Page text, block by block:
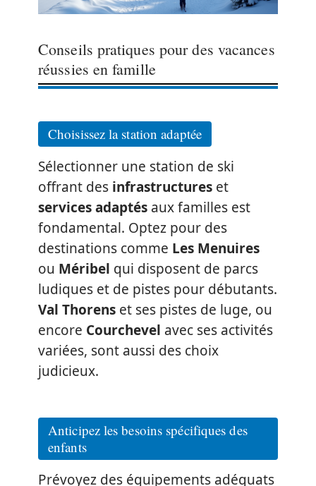
Conseils pratiques pour des vacances
réussies en famille
Choisissez la station adaptée
Sélectionner une station de ski
offrant des infrastructures et
services adaptés aux familles est
fondamental. Optez pour des
destinations comme Les Menuires
ou Méribel qui disposent de parcs
ludiques et de pistes pour débutants.
Val Thorens et ses pistes de luge, ou
encore Courchevel avec ses activités
variées, sont aussi des choix
judicieux.
Anticipez les besoins spécifiques des
enfants
Prévoyez des équipements adéquats